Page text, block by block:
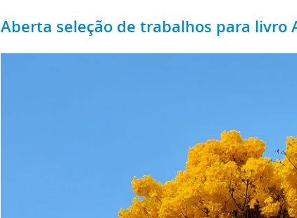
Aberta seleção de trabalhos para livro